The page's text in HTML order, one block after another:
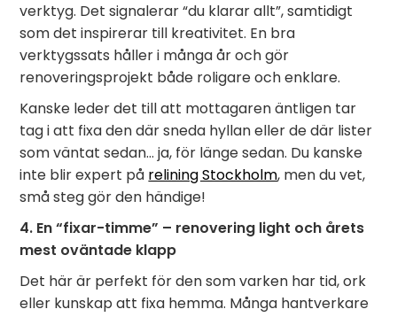
verktyg. Det signalerar “du klarar allt”, samtidigt
som det inspirerar till kreativitet. En bra
verktygssats håller i många år och gör
renoveringsprojekt både roligare och enklare.
Kanske leder det till att mottagaren äntligen tar
tag i att fixa den där sneda hyllan eller de där lister
som väntat sedan… ja, för länge sedan. Du kanske
inte blir expert på relining Stockholm, men du vet,
små steg gör den händige!
4. En “fixar-timme” – renovering light och årets
mest oväntade klapp
Det här är perfekt för den som varken har tid, ork
eller kunskap att fixa hemma. Många hantverkare